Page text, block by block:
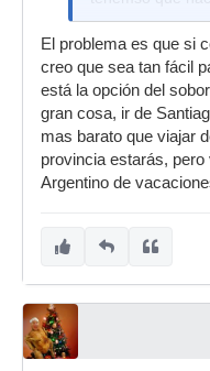
El problema es que si
creo que sea tan fácil
está la opción del
gran cosa, ir de
mas barato que viajar
provincia estarás,
Argentino de